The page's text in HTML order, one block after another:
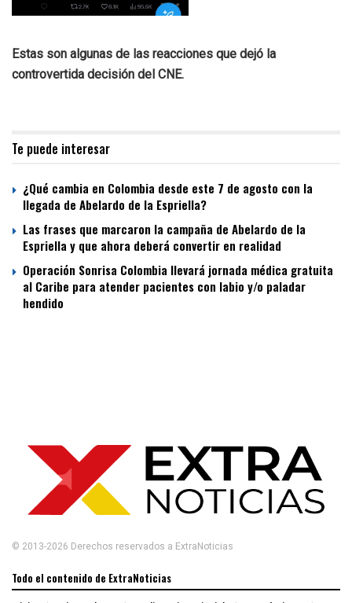
Estas son algunas de las reacciones que dejó la
controvertida decisión del CNE.
Te puede interesar
¿Qué cambia en Colombia desde este 7 de agosto con la
llegada de Abelardo de la Espriella?
Las frases que marcaron la campaña de Abelardo de la
Espriella y que ahora deberá convertir en realidad
Operación Sonrisa Colombia llevará jornada médica gratuita
al Caribe para atender pacientes con labio y/o paladar
hendido
© 2013-2026 Derechos reservados a ExtraNoticias
Todo el contenido de ExtraNoticias